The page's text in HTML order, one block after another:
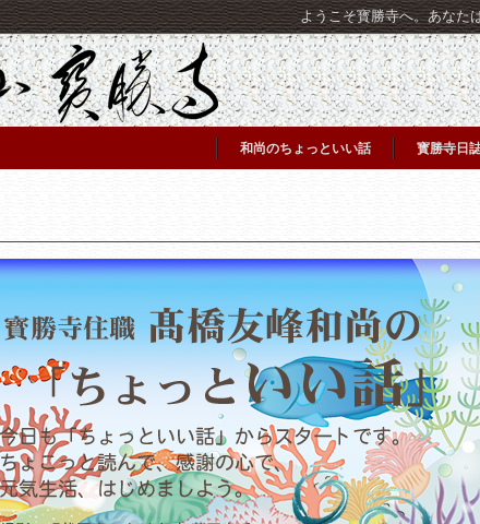
ようこそ寳勝寺へ。あなた
和尚のちょっといい話 寳勝寺日